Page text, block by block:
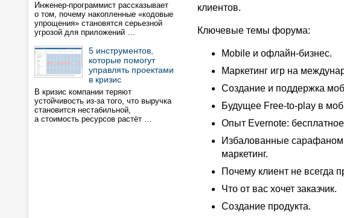
Инженер-программист рассказывает
о том, почему накопленные «кодовые
упрощения» становятся серьезной
угрозой для приложений …
5 инструментов,
которые помогут
управлять проектами
в кризис
В кризис компании теряют
устойчивость из-за того, что выручка
становится нестабильной,
а стоимость ресурсов растёт …
клиентов.
Ключевые темы форума:
Mobile и офлайн-бизнес.
Маркетинг игр на
Создание и поддержка
Будущее Free-to-play в
Опыт Evernote:
Избалованные
маркетинг.
Почему клиент не всегда
Что от вас хочет заказчик.
Создание продукта.